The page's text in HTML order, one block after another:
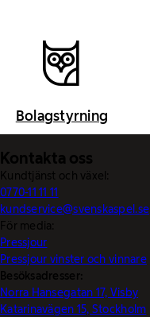
Bolagstyrning
Kontakta oss
Kundtjänst och växel:
0770-11 11 11
kundservice@svenskaspel.se
För media:
Pressjour
Pressjour vinster och vinnare
Besöksadresser:
Norra Hansegatan 17, Visby
Katarinavägen 15, Stockholm